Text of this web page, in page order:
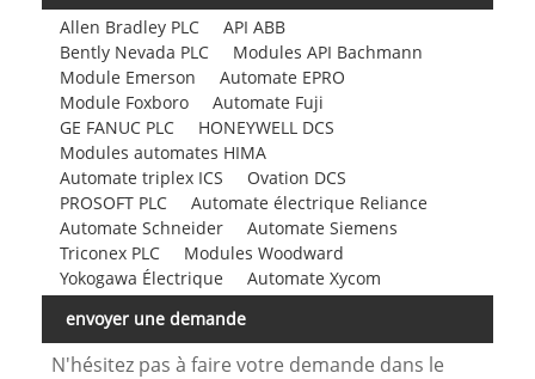
Allen Bradley PLC
API ABB
Bently Nevada PLC
Modules API Bachmann
Module Emerson
Automate EPRO
Module Foxboro
Automate Fuji
GE FANUC PLC
HONEYWELL DCS
Modules automates HIMA
Automate triplex ICS
Ovation DCS
PROSOFT PLC
Automate électrique Reliance
Automate Schneider
Automate Siemens
Triconex PLC
Modules Woodward
Yokogawa Électrique
Automate Xycom
envoyer une demande
N'hésitez pas à faire votre demande dans le